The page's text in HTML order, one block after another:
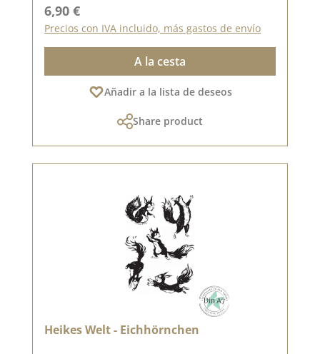
Precio normal:
6,90 €
Precios con IVA incluido, más gastos de envío
A la cesta
Añadir a la lista de deseos
Share product
Heikes Welt - Eichhörnchen